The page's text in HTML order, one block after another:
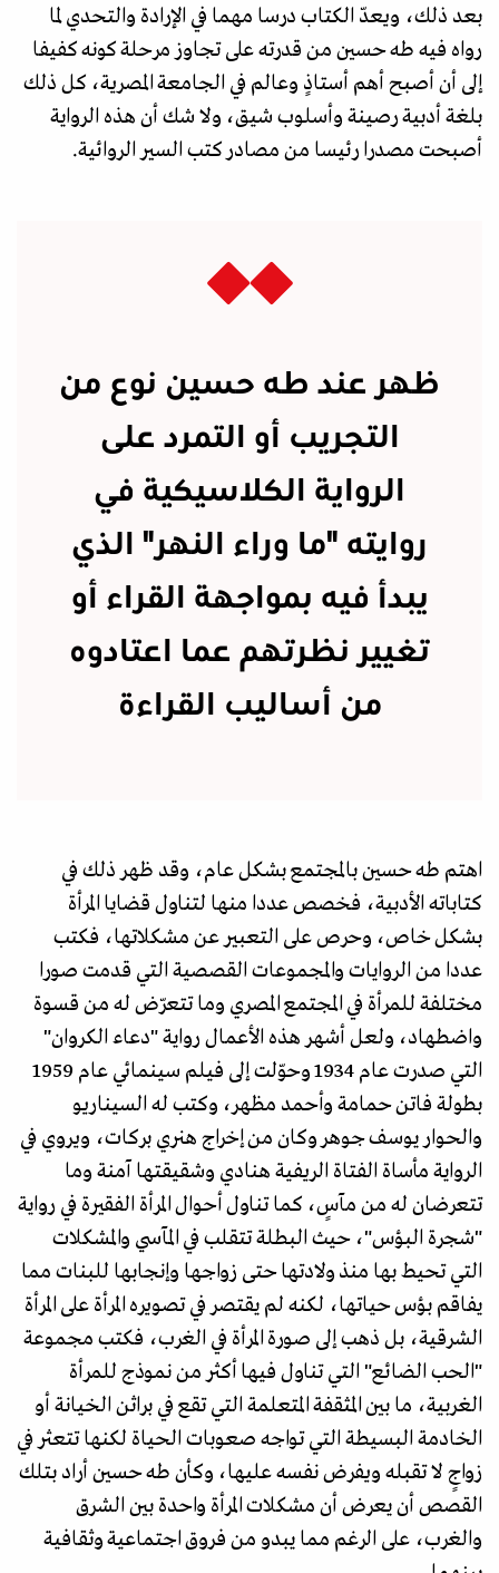
بعد ذلك، ويعدّ الكتاب درسا مهما في الإرادة والتحدي لما
رواه فيه طه حسين من قدرته على تجاوز مرحلة كونه كفيفا
إلى أن أصبح أهم أستاذٍ وعالم في الجامعة المصرية، كل ذلك
بلغة أدبية رصينة وأسلوب شيق، ولا شك أن هذه الرواية
أصبحت مصدرا رئيسا من مصادر كتب السير الروائية.
ظهر عند طه حسين نوع من
التجريب أو التمرد على
الرواية الكلاسيكية في
روايته "ما وراء النهر" الذي
يبدأ فيه بمواجهة القراء أو
تغيير نظرتهم عما اعتادوه
من أساليب القراءة
اهتم طه حسين بالمجتمع بشكل عام، وقد ظهر ذلك في
كتاباته الأدبية، فخصص عددا منها لتناول قضايا المرأة
بشكل خاص، وحرص على التعبير عن مشكلاتها، فكتب
عددا من الروايات والمجموعات القصصية التي قدمت صورا
مختلفة للمرأة في المجتمع المصري وما تتعرّض له من قسوة
واضطهاد، ولعل أشهر هذه الأعمال رواية "دعاء الكروان"
التي صدرت عام 1934 وحوّلت إلى فيلم سينمائي عام 1959
بطولة فاتن حمامة وأحمد مظهر، وكتب له السيناريو
والحوار يوسف جوهر وكان من إخراج هنري بركات، ويروي في
الرواية مأساة الفتاة الريفية هنادي وشقيقتها آمنة وما
تتعرضان له من مآسٍ، كما تناول أحوال المرأة الفقيرة في رواية
"شجرة البؤس"، حيث البطلة تتقلب في المآسي والمشكلات
التي تحيط بها منذ ولادتها حتى زواجها وإنجابها للبنات مما
يفاقم بؤس حياتها، لكنه لم يقتصر في تصويره المرأة على المرأة
الشرقية، بل ذهب إلى صورة المرأة في الغرب، فكتب مجموعة
"الحب الضائع" التي تناول فيها أكثر من نموذج للمرأة
الغربية، ما بين المثقفة المتعلمة التي تقع في براثن الخيانة أو
الخادمة البسيطة التي تواجه صعوبات الحياة لكنها تتعثر في
زواجٍ لا تقبله ويفرض نفسه عليها، وكأن طه حسين أراد بتلك
القصص أن يعرض أن مشكلات المرأة واحدة بين الشرق
والغرب، على الرغم مما يبدو من فروق اجتماعية وثقافية